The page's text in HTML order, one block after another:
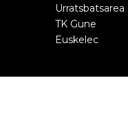
Urratsbatsarea
TK Gune
Euskelec